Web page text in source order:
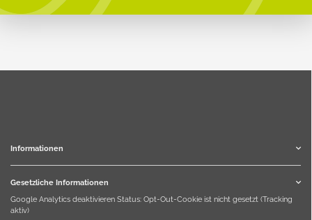
Informationen
Gesetzliche Informationen
Google Analytics deaktivieren Status: Opt-Out-Cookie ist nicht gesetzt (Tracking
aktiv)